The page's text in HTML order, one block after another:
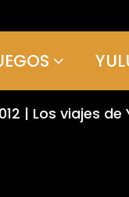
| Los viajes de